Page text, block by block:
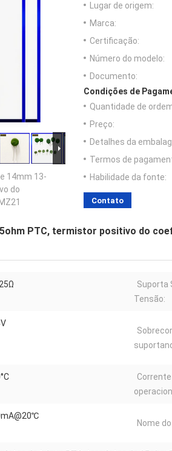
14mm 13-
do
Lugar de origem:
Marca:
Certificação:
Número do modelo:
Documento:
Condições de
Quantidade de
Preço:
Detalhes da
Termos de
Habilidade da fonte:
Contato
PTC, termistor positivo do
Suporta
Tensão:
Nome